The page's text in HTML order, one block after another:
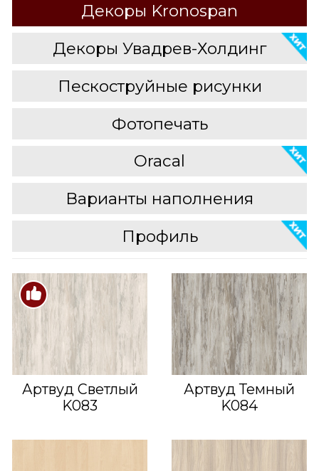
Декоры Kronospan
Декоры Увадрев-Холдинг
Пескоструйные рисунки
Фотопечать
Oracal
Варианты наполнения
Профиль
Артвуд Светлый
K083
Артвуд Темный
K084